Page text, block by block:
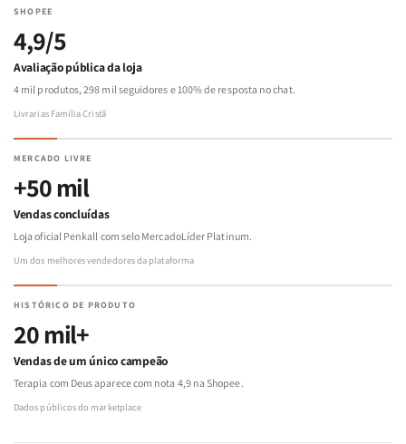
SHOPEE
4,9/5
Avaliação pública da loja
4 mil produtos, 298 mil seguidores e 100% de resposta no chat.
Livrarias Família Cristã
MERCADO LIVRE
+50 mil
Vendas concluídas
Loja oficial Penkall com selo MercadoLíder Platinum.
Um dos melhores vendedores da plataforma
HISTÓRICO DE PRODUTO
20 mil+
Vendas de um único campeão
Terapia com Deus aparece com nota 4,9 na Shopee.
Dados públicos do marketplace